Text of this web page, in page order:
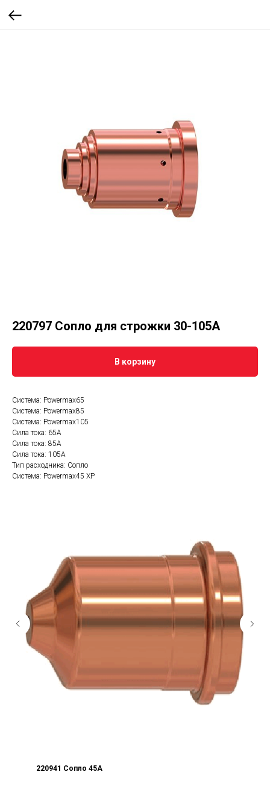
220797 Сопло для строжки 30-105А
В корзину
Система: Powermax65
Система: Powermax85
Система: Powermax105
Сила тока: 65А
Сила тока: 85А
Сила тока: 105А
Тип расходника: Сопло
Система: Powermax45 XP
220941 Сопло 45А